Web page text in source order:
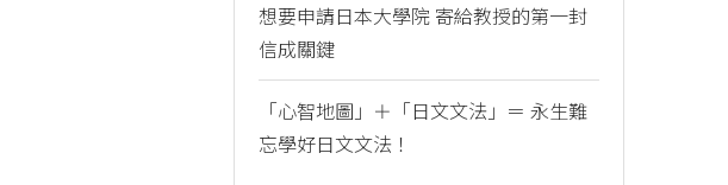
想要申請日本大學院 寄給教授的第一封
信成關鍵
「心智地圖」＋「日文文法」＝ 永生難
忘學好日文文法！